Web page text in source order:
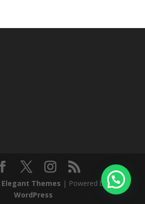
Elegant Themes | Powered by
WordPress